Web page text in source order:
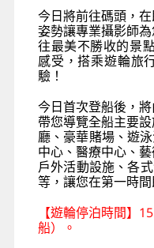
今日將前往碼頭，
姿勢讓專業攝影師
往最美不勝收的景
感受，搭乘遊輪旅
驗！
今日首次登船後，
帶您導覽全船主要
廳、豪華賭場、遊
中心、醫療中心、
戶外活動設施、各
等，讓您在第一時間
【遊輪停泊時間】
船）。